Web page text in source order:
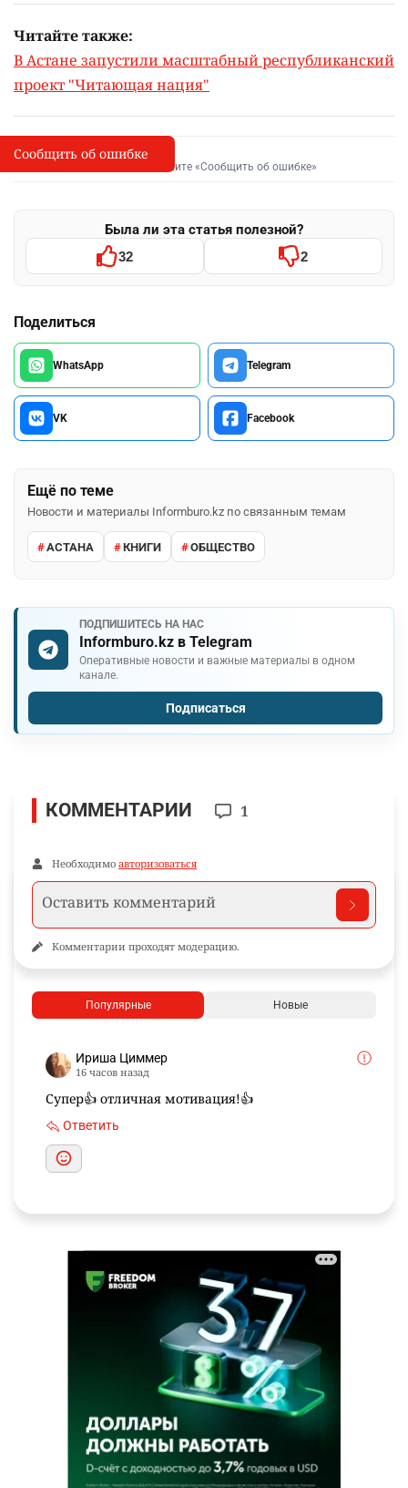
Читайте также:
В Астане запустили масштабный республиканский
проект "Читающая нация"
I
Сообщить об опечатке
Выделите фрагмент и нажмите «Сообщить об ошибке»
Была ли эта статья полезной?
32 2
Поделиться
WhatsApp Telegram
VK Facebook
Ещё по теме
Новости и материалы Informburo.kz по связанным темам
АСТАНА КНИГИ ОБЩЕСТВО
ПОДПИШИТЕСЬ НА НАС
Informburo.kz в Telegram
Оперативные новости и важные материалы в одном
канале.
Подписаться
Сообщить об ошибке
КОММЕНТАРИИ 1
Необходимо авторизоваться
Комментарии проходят модерацию.
Популярные Новые
Ириша Циммер
16 часов назад
Супер👍 отличная мотивация!👍
Ответить